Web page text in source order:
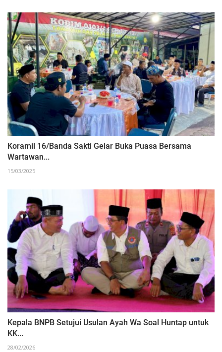
Koramil 16/Banda Sakti Gelar Buka Puasa Bersama
Wartawan...
15/03/2025
Kepala BNPB Setujui Usulan Ayah Wa Soal Huntap untuk
KK...
28/02/2026